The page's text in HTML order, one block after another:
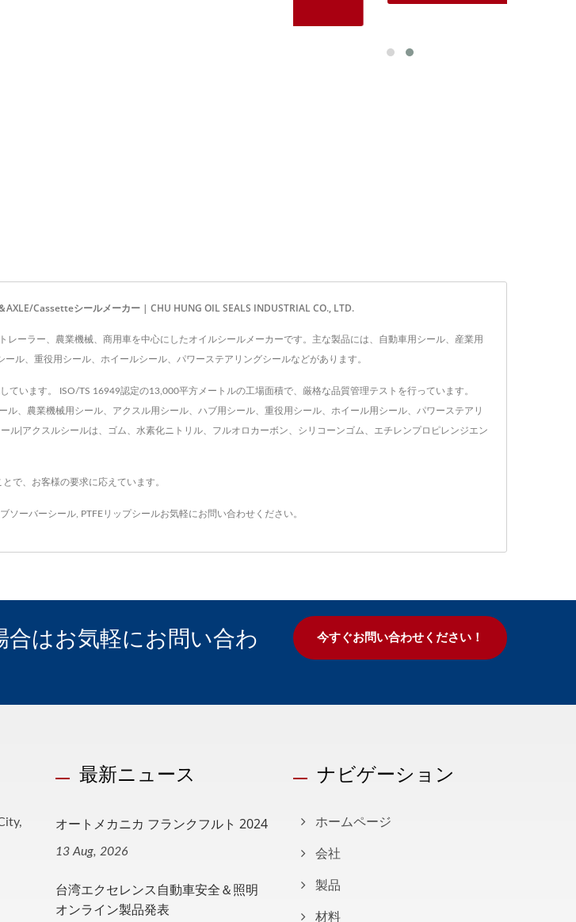
Cassetteシールメーカー | CHU HUNG OIL SEALS INDUSTRIAL CO., LTD.
ーラー、農業機械、商用車を中心にしたオイルシールメーカーです。主な製品には、自動車用シール、産業用
ル、重役用シール、ホイールシール、パワーステアリングシールなどがあります。
います。 ISO/TS 16949認定の13,000平方メートルの工場面積で、厳格な品質管理テストを行っています。
、農業機械用シール、アクスル用シール、ハブ用シール、重役用シール、ホイール用シール、パワーステアリ
|アクスルシールは、ゴム、水素化ニトリル、フルオロカーボン、シリコーンゴム、エチレンプロピレンジエン
で、お客様の要求に応えています。
ソーバーシール PTFEリップシールお気軽にお問い合わせ ください。
はお気軽にお問い合わ
今すぐお問い合わせください！
最新ニュース
オートメカニカ フランクフルト 2024
13 Aug, 2026
台湾エクセレンス自動車安全＆照明
オンライン製品発表
ナビゲーション
ホームページ
会社
製品
材料